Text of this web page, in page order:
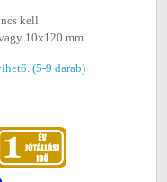
kell
10x120 mm
(5-9 darab)